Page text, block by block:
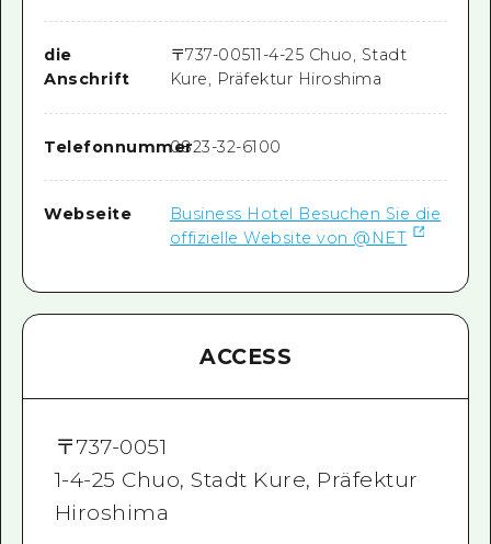
die
Anschrift
〒737-00511-4-25 Chuo, Stadt
Kure, Präfektur Hiroshima
Telefonnummer0823-32-6100
Webseite
Business Hotel Besuchen Sie die
offizielle Website von @NET
ACCESS
〒737-0051
1-4-25 Chuo, Stadt Kure, Präfektur
Hiroshima